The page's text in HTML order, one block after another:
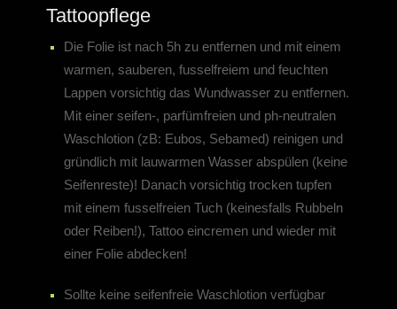
Tattoopflege
Die Folie ist nach 5h zu entfernen und mit einem
warmen, sauberen, fusselfreiem und feuchten
Lappen vorsichtig das Wundwasser zu entfernen.
Mit einer seifen-, parfümfreien und ph-neutralen
Waschlotion (zB: Eubos, Sebamed) reinigen und
gründlich mit lauwarmen Wasser abspülen (keine
Seifenreste)! Danach vorsichtig trocken tupfen
mit einem fusselfreien Tuch (keinesfalls Rubbeln
oder Reiben!), Tattoo eincremen und wieder mit
einer Folie abdecken!
Sollte keine seifenfreie Waschlotion verfügbar